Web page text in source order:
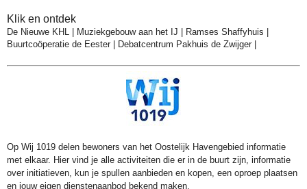
Klik en ontdek
De Nieuwe KHL Muziekgebouw aan het IJ Ramses Shaffyhuis
Buurtcoöperatie de Eester
Debatcentrum Pakhuis de Zwijger
Op Wij 1019 delen bewoners van het Oostelijk Havengebied informatie
met elkaar. Hier vind je alle activiteiten die er in de buurt zijn, informatie
over initiatieven, kun je spullen aanbieden en kopen, een oproep plaatsen
en jouw eigen dienstenaanbod bekend maken.